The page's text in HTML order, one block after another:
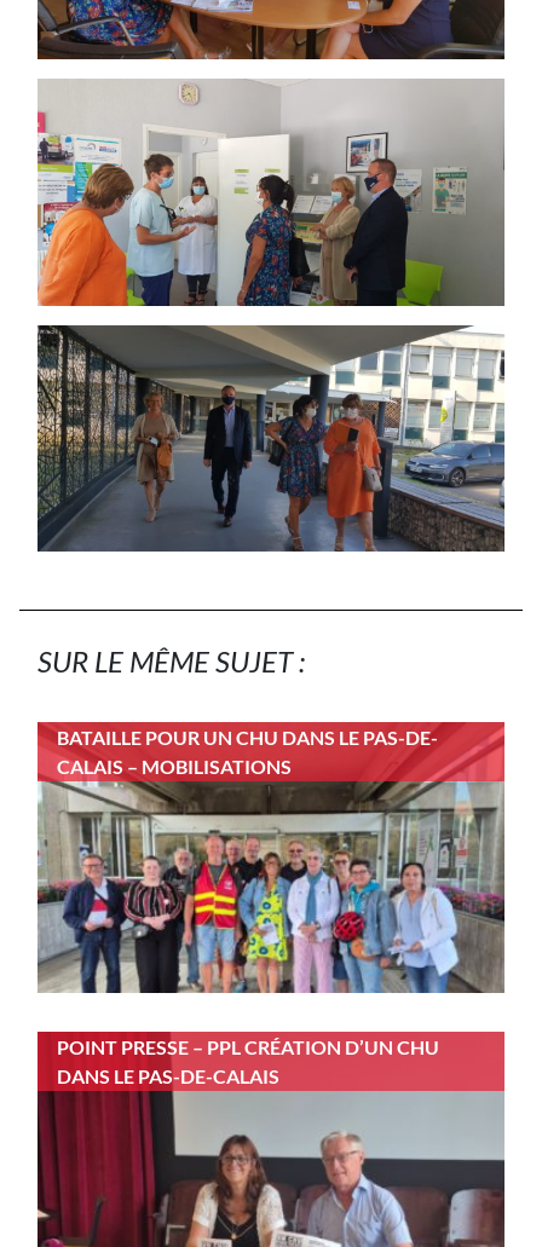
SUR LE MÊME SUJET :
BATAILLE POUR UN CHU DANS LE PAS-DE-
CALAIS – MOBILISATIONS
POINT PRESSE – PPL CRÉATION D’UN CHU
DANS LE PAS-DE-CALAIS